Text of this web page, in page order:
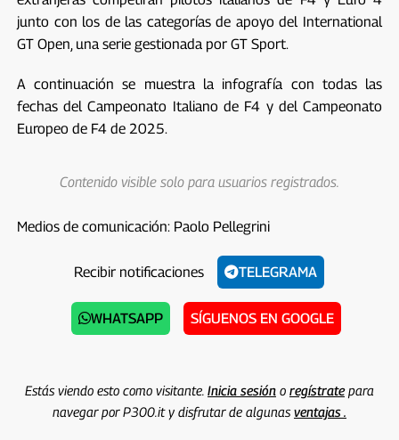
junto con los de las categorías de apoyo del International
GT Open, una serie gestionada por GT Sport.
A continuación se muestra la infografía con todas las
fechas del Campeonato Italiano de F4 y del Campeonato
Europeo de F4 de 2025.
Contenido visible solo para usuarios registrados.
Medios de comunicación: Paolo Pellegrini
Recibir notificaciones TELEGRAMA
WHATSAPP SÍGUENOS EN GOOGLE
Estás viendo esto como visitante. Inicia sesióno regístratepara
navegar por P300.it y disfrutar de algunasventajas .